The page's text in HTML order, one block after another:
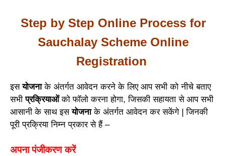
Step by Step Online Process for
Sauchalay Scheme Online
Registration
इसयोजनाके अंतर्गत आवेदन करने के लिए आप सभी को नीचे बताए
सभीप्रक्रियाओंको फॉलो करना होगा, जिसकी सहायता से आप सभी
आसानी के साथ इसयोजनाके अंतर्गत आवेदन कर सकेंगे | जिनकी
पूरी प्रक्रिया निम्न प्रकार से हैं –
अपना पंजीकरण करें